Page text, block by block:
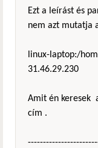
Ezt a leírást és
nem azt mutatja
linux-laptop:/
31.46.29.230
Amit én keresek
cím .